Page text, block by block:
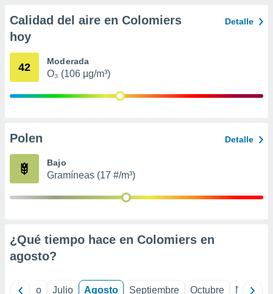
e
mediante
Calidad del aire en Colomiers
hoy
Detalle
42 Moderada
O₃ (106 µg/m³)
Polen Detalle
Bajo
Gramíneas (17 #/m³)
¿Qué tiempo hace en Colomiers en
agosto?
Junio Julio Agosto Septiembre Octubre